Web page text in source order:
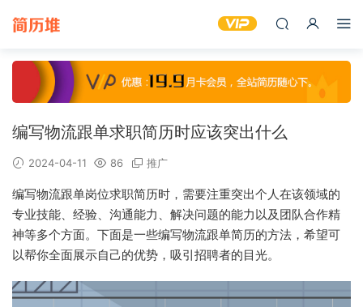
编写物流跟单求职简历时应该突出什么
2024-04-11 86 推广
编写物流跟单岗位求职简历时，需要注重突出个人在该领域的
专业技能、经验、沟通能力、解决问题的能力以及团队合作精
神等多个方面。下面是一些编写物流跟单简历的方法，希望可
以帮你全面展示自己的优势，吸引招聘者的目光。